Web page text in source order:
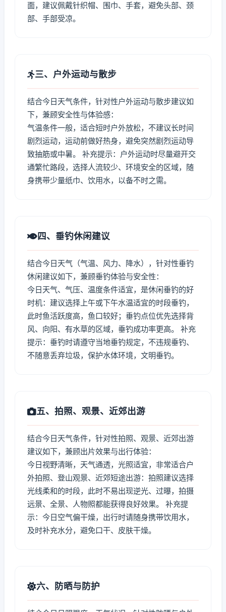
面，建议佩戴针织帽、围巾、手套，避免头部、颈
部、手部受凉。
三、户外运动与散步
结合今日天气条件，针对性户外运动与散步建议如
下，兼顾安全性与体验感：
气温条件一般，适合短时户外放松，不建议长时间
剧烈运动，运动前做好热身，避免突然剧烈运动导
致抽筋或中暑。 补充提示：户外运动时尽量避开交
通繁忙路段，选择人流较少、环境安全的区域，随
身携带少量纸巾、饮用水，以备不时之需。
四、垂钓休闲建议
结合今日天气（气温、风力、降水），针对性垂钓
休闲建议如下，兼顾垂钓体验与安全性：
今日天气、气压、温度条件适宜，是休闲垂钓的好
时机：建议选择上午或下午水温适宜的时段垂钓，
此时鱼活跃度高，鱼口较好；垂钓点位优先选择背
风、向阳、有水草的区域，垂钓成功率更高。 补充
提示：垂钓时请遵守当地垂钓规定，不违规垂钓、
不随意丢弃垃圾，保护水体环境，文明垂钓。
五、拍照、观景、近郊出游
结合今日天气条件，针对性拍照、观景、近郊出游
建议如下，兼顾出片效果与出行体验：
今日视野清晰，天气通透，光照适宜，非常适合户
外拍照、登山观景、近郊短途出游：拍照建议选择
光线柔和的时段，此时不易出现逆光、过曝，拍摄
远景、全景、人物照都能获得良好效果。 补充提
示：今日空气偏干燥，出行时请随身携带饮用水，
及时补充水分，避免口干、皮肤干燥。
六、防晒与防护